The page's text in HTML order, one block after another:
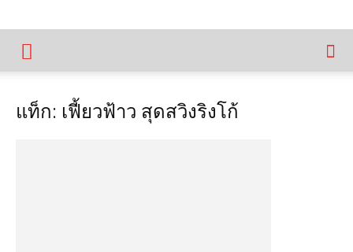
แท็ก: เฟี้ยวฟ้าว สุดสวิงริงโก้